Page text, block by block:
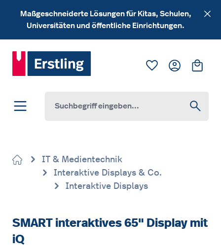
Zum Hauptinhalt springen
Maßgeschneiderte Lösungen für Kitas, Schulen,
Universitäten und öffentliche Einrichtungen.
Du hast 0
IT & Medientechnik
Interaktive Displays & Co.
Interaktive Displays
SMART interaktives 65" Display mit
iQ